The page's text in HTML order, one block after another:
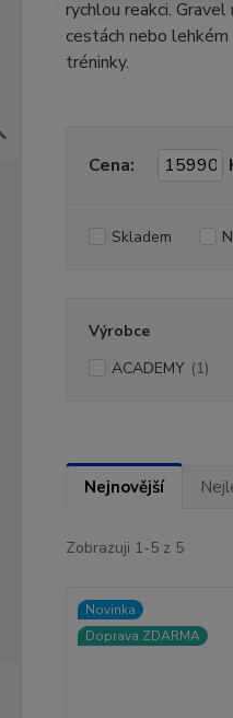
rychlou reakci.
cestách nebo
tréninky.
Cena:
Skladem
Výrobce
ACADEMY (1)
Nejnovější
Zobrazuji 1-5 z 5
Novinka
Doprava ZDARMA